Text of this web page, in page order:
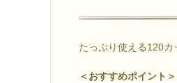
たっぷり使える120
＜おすすめポイント＞